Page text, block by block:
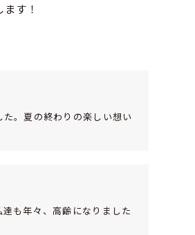
す！
。夏の終わりの楽しい想い
も年々、高齢になりました